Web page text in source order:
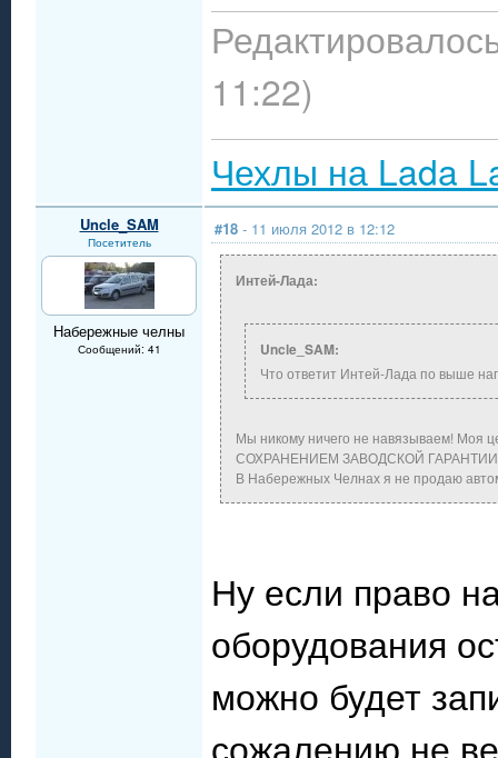
11:22)
Чехлы на Lada
Uncle_SAM
Посетитель
Набережные челны
Сообщений: 41
#18 - 11 июля 2012 в 12:12
Интей-Лада:
Uncle_SAM:
Что ответит Интей-Лада по выше
Мы никому ничего не навязываем! Моя
СОХРАНЕНИЕМ ЗАВОДСКОЙ
В Набережных Челнах я не продаю
Ну если право
оборудования
можно будет
сожалению не